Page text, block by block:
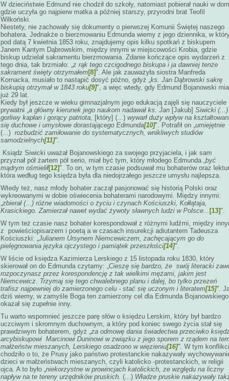
W dzieciństwie Edmund nie chodził do szkoły, natomiast pobierał nauki w
gdzie uczyła go najpierw matka a później starszy, przyrodni brat Teofil
Wilkoński.
Niestety, nie zachowały się dokumenty o pierwszej Komunii Świętej naszego
bohatera. Jednakże o bierzmowaniu Edmunda wiemy z jego dziennika, w
pod datą 7 kwietnia 1853 roku, znajdujemy opis kilku spotkań z biskupem
Janem Kantym Dąbrowskim, między innymi w miejscowości Krobia, gdzie
biskup udzielał sakramentu bierzmowania. Zdanie kończące opis wydarzeń z
tego dnia, tak brzmiało: „z rąk tego czcigodnego biskupa i ja dawniej tenże
sakrament święty otrzymałem[8]". Ale jak zauważyła siostra Manfreda
Kornacka, musiało to nastąpić dosyć późno, gdyż „ks. Jan Dąbrowski sakrę
biskupią otrzymał w 1843 roku[9]", a więc wtedy, gdy Edmund Bojanowski
już 29 lat.
Kiedy był jeszcze w wieku gimnazjalnym jego edukacją zajęli się nauczyciele
prywatni „a główny kierunek jego naukom nadawał ks. Jan [Jakub] Siwicki (...)
gorliwy kapłan i gorący patriota, [który] (...) wywarł duży wpływ na
się duchowe i umysłowe dorastającego Edmunda[10]". Potrafił on „umiejętnie
(...) rozbudzić zamiłowanie do systematycznych, wnikliwych studiów
samodzielnych[11]".
Ksiądz Siwicki uważał Bojanowskiego za swojego przyjaciela, i jak sam
przyznał pół żartem pół serio, miał być tym, który młodego Edmunda „być
mądrym ośmielił[12]". To on, w tym czasie podsuwał mu bohaterów oraz
która według tego księdza była dla niedojrzałego jeszcze umysłu najlepsza.
Wtedy też, nasz młody bohater zaczął pasjonować się historią Polski oraz
wykreowanymi w dobie oświecenia bohaterami narodowymi. Między innymi:
„zbierał (...) różne wiadomości o życiu i czynach Kościuszki, Kołłątaja,
Krasickiego. Zamierzał nawet wydać żywoty sławnych ludzi w Polsce... [13]".
W tym też czasie nasz bohater korespondował z różnymi ludźmi, między
z powieściopisarzem i poetą a w czasach insurekcji adiutantem Tadeusza
Kościuszki: „Julianem Ursynem Niemcewiczem, zachęcającym go do
pielęgnowania języka ojczystego i pamiątek przeszłości[14]".
W liście od księdza Kazimierza Lerskiego z 15 listopada roku 1830, który
skierował on do Edmunda czytamy: „Cieszę się bardzo, że swój literacki
rozpoczynasz przez korespondencję z tak wielkimi mężami, jakim jest
Niemcewicz. Trzymaj się tego chwalebnego planu i dalej, bo tylko przezeń
trafisz najpewniej do zamierzonego celu - stać się uczonym i literatem[15]".
dziś wiemy, w zamyśle Boga ten zamierzony cel dla Edmunda
okazał się zupełnie inny.
Tu warto wspomnieć jeszcze parę słów o księdzu Lerskim, który był bardzo
uczciwym i skromnym duchownym, a który pod koniec swego życia stał się
prawdziwym bohaterem, gdyż „za odmowę dania świadectwa przeciwko
arcybiskupowi Marcinowi Duninowi w związku z jego sporem z rządem na
małżeństw mieszanych, Lerskiego osadzono w więzieniu[16]". W tym
chodziło o to, że Prusy jako państwo protestanckie nakazywały
dzieci w małżeństwach mieszanych, czyli katolicko -protestanckich, w religii
ojca. A to było „niekorzystne w prowincjach katolickich, ze względu na liczny
napływ na te tereny urzędników pruskich. (...) Władze pruskie nakazywały